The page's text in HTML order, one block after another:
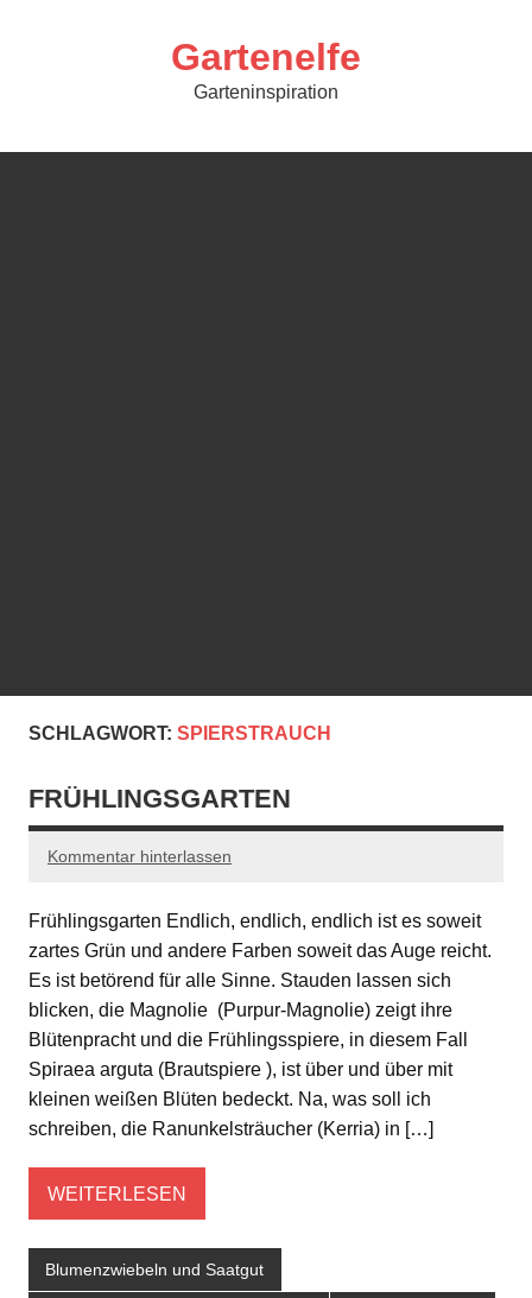
Gartenelfe
Garteninspiration
SCHLAGWORT: SPIERSTRAUCH
FRÜHLINGSGARTEN
Kommentar hinterlassen
Frühlingsgarten Endlich, endlich, endlich ist es soweit
zartes Grün und andere Farben soweit das Auge reicht.
Es ist betörend für alle Sinne. Stauden lassen sich
blicken, die Magnolie (Purpur-Magnolie) zeigt ihre
Blütenpracht und die Frühlingsspiere, in diesem Fall
Spiraea arguta (Brautspiere ), ist über und über mit
kleinen weißen Blüten bedeckt. Na, was soll ich
schreiben, die Ranunkelsträucher (Kerria) in […]
WEITERLESEN
Blumenzwiebeln und Saatgut